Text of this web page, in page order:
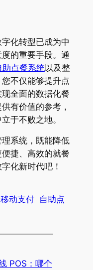
化转型已成为中
的重要手段。通
助点餐系统以及整
不仅能够提升点
全面的数据化餐
有价值的参考，
于不败之地。
系统，既能降低
捷、高效的就餐
化新时代吧！
移动支付
自助点
POS：哪个